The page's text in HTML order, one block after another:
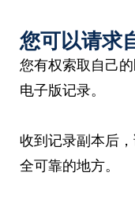
您可以请求
您有权索取自己
电子版记录。
收到记录副本后
全可靠的地方。